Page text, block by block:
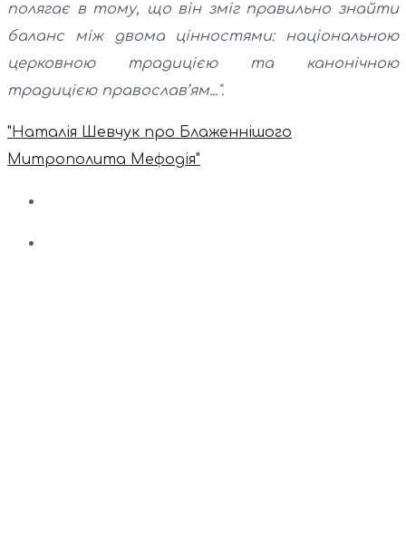
полягає в тому, що він зміг правильно знайти
баланс між двома цінностями: національною
церковною традицією та канонічною
традицією православ’ям...".
"Наталія Шевчук про Блаженнішого
Митрополита Мефодія"